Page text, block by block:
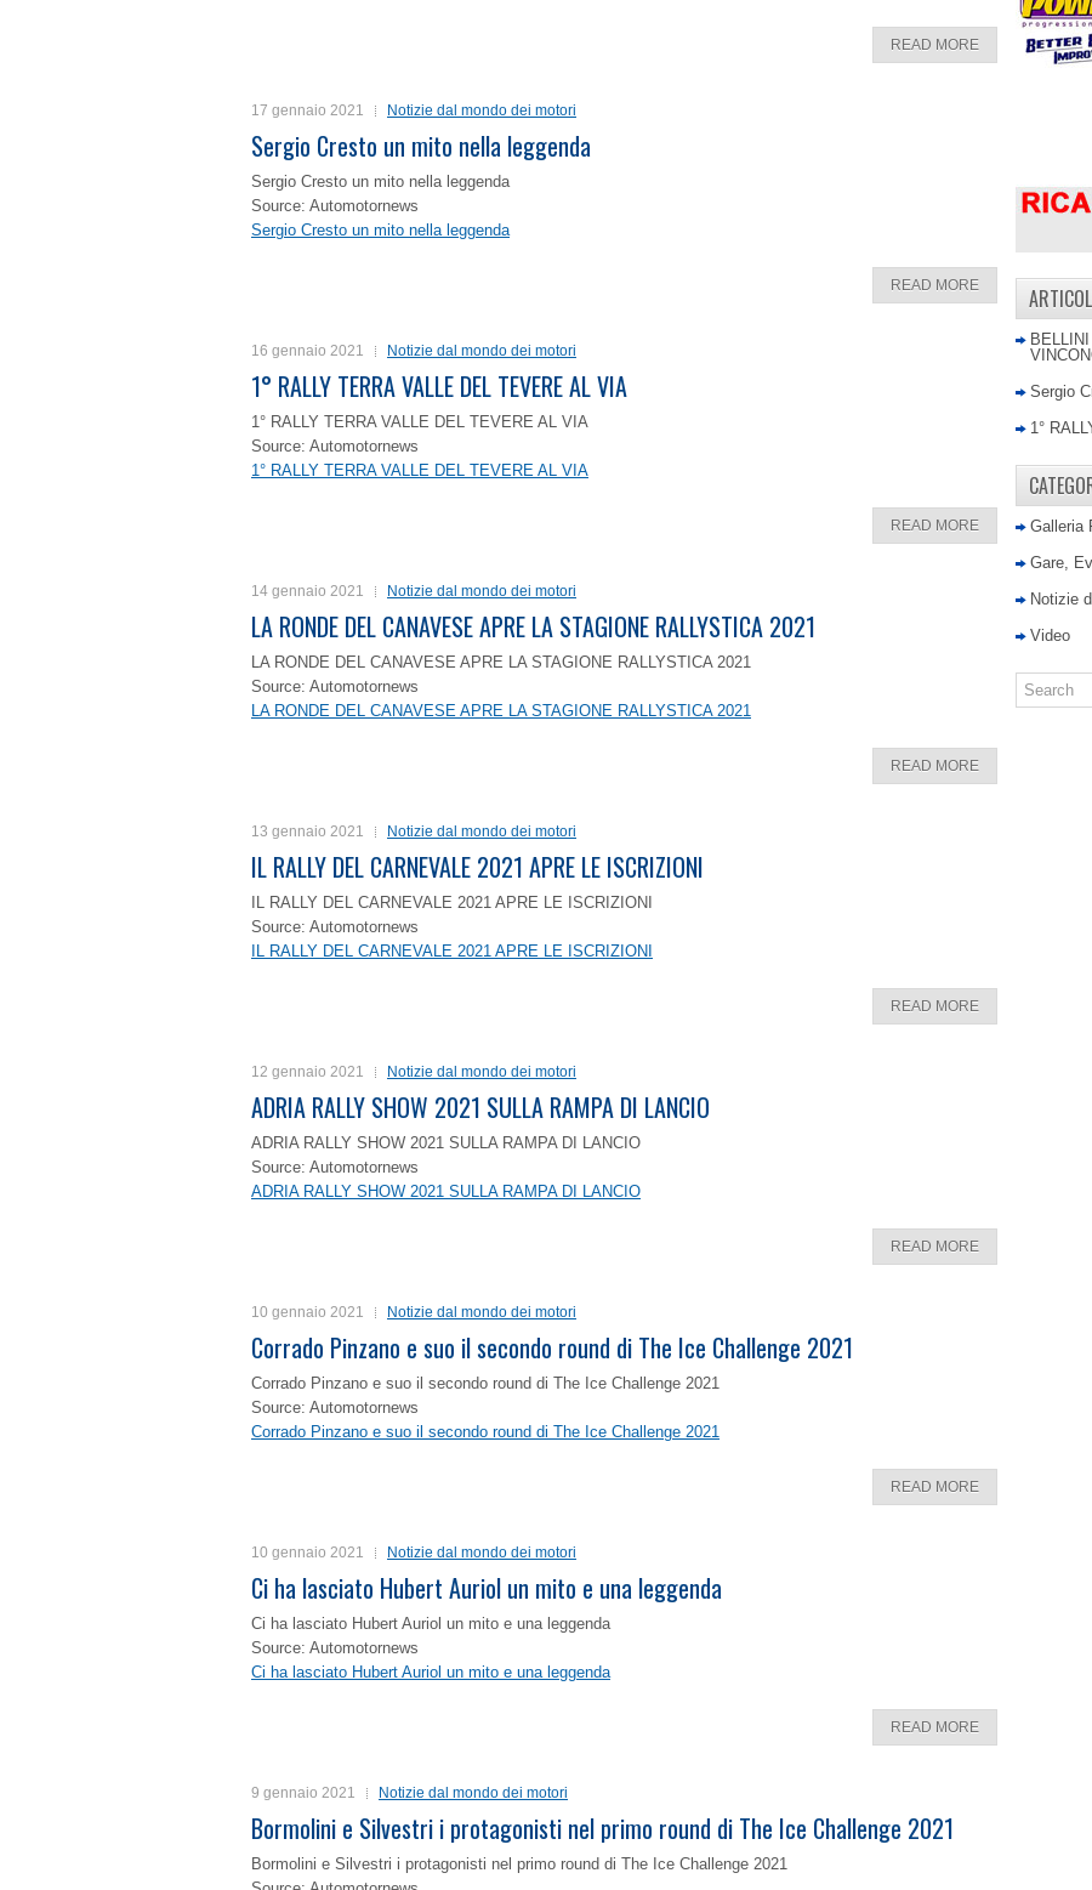
READ MORE
17 gennaio 2021 Notizie dal mondo dei motori
Sergio Cresto un mito nella leggenda
Sergio Cresto un mito nella leggenda
Source: Automotornews
Sergio Cresto un mito nella leggenda
READ MORE
16 gennaio 2021 Notizie dal mondo dei motori
1° RALLY TERRA VALLE DEL TEVERE AL VIA
1° RALLY TERRA VALLE DEL TEVERE AL VIA
Source: Automotornews
1° RALLY TERRA VALLE DEL TEVERE AL VIA
READ MORE
14 gennaio 2021 Notizie dal mondo dei motori
LA RONDE DEL CANAVESE APRE LA STAGIONE RALLYSTICA 2021
LA RONDE DEL CANAVESE APRE LA STAGIONE RALLYSTICA 2021
Source: Automotornews
LA RONDE DEL CANAVESE APRE LA STAGIONE RALLYSTICA 2021
READ MORE
13 gennaio 2021 Notizie dal mondo dei motori
IL RALLY DEL CARNEVALE 2021 APRE LE ISCRIZIONI
IL RALLY DEL CARNEVALE 2021 APRE LE ISCRIZIONI
Source: Automotornews
IL RALLY DEL CARNEVALE 2021 APRE LE ISCRIZIONI
READ MORE
12 gennaio 2021 Notizie dal mondo dei motori
ADRIA RALLY SHOW 2021 SULLA RAMPA DI LANCIO
ADRIA RALLY SHOW 2021 SULLA RAMPA DI LANCIO
Source: Automotornews
ADRIA RALLY SHOW 2021 SULLA RAMPA DI LANCIO
READ MORE
10 gennaio 2021 Notizie dal mondo dei motori
Corrado Pinzano e suo il secondo round di The Ice Challenge 2021
Corrado Pinzano e suo il secondo round di The Ice Challenge 2021
Source: Automotornews
Corrado Pinzano e suo il secondo round di The Ice Challenge 2021
READ MORE
10 gennaio 2021 Notizie dal mondo dei motori
Ci ha lasciato Hubert Auriol un mito e una leggenda
Ci ha lasciato Hubert Auriol un mito e una leggenda
Source: Automotornews
Ci ha lasciato Hubert Auriol un mito e una leggenda
READ MORE
9 gennaio 2021 Notizie dal mondo dei motori
Bormolini e Silvestri i protagonisti nel primo round di The Ice Challenge 2021
Bormolini e Silvestri i protagonisti nel primo round di The Ice Challenge 2021
Sergio
1°
Galleria
Gare,
Notizie
Video